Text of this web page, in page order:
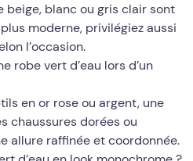
beige, blanc ou gris clair sont
moderne, privilégiez aussi
l’occasion.
robe vert d’eau lors d’un
en or rose ou argent, une
chaussures dorées ou
allure raffinée et coordonnée.